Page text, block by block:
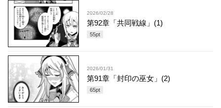
2026/02/28
第92章「共同戦線」(1)
55pt
2026/01/31
第91章「封印の巫女」(2)
65pt